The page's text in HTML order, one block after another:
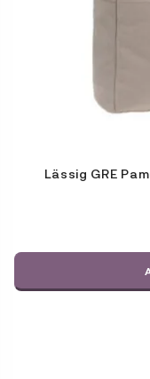
Lässig GRE